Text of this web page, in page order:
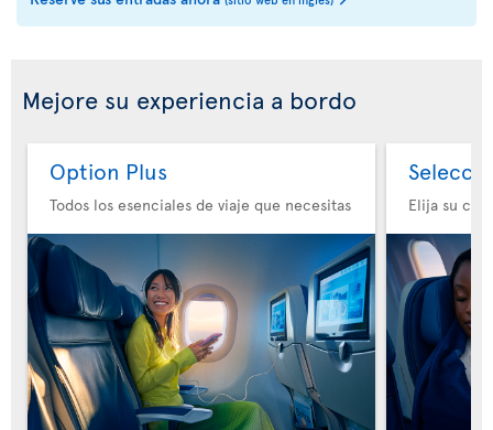
Mejore su experiencia a bordo
Option Plus
Todos los esenciales de viaje que necesitas Elija su